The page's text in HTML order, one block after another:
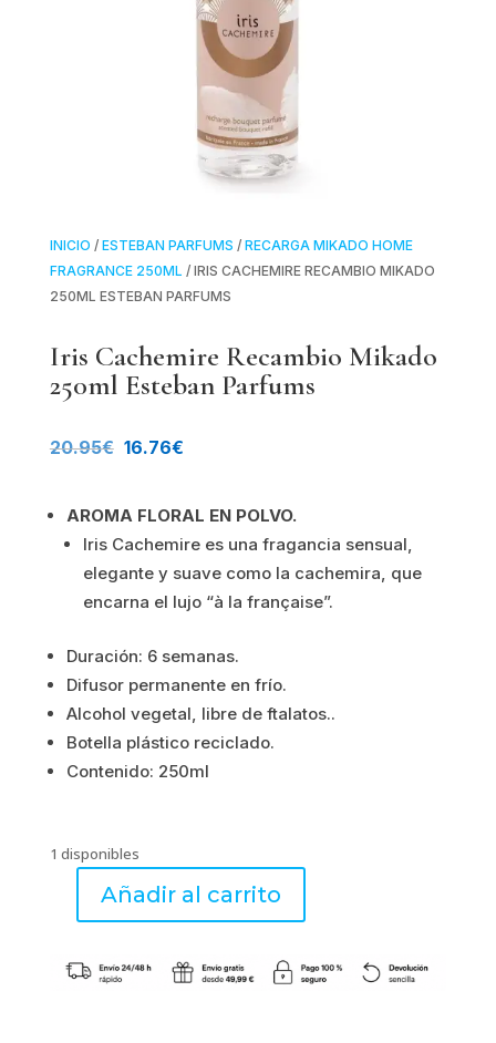
INICIO / ESTEBAN PARFUMS / RECARGA MIKADO HOME
FRAGRANCE 250ML / IRIS CACHEMIRE RECAMBIO MIKADO
250ML ESTEBAN PARFUMS
Iris Cachemire Recambio Mikado
250ml Esteban Parfums
20.95€ El
original
era:
20.95€.
16.76€El
actual
es:
16.76€.
AROMA FLORAL EN POLVO.
Iris Cachemire es una fragancia sensual,
elegante y suave como la cachemira, que
encarna el lujo “à la française”.
Duración: 6 semanas.
Difusor permanente en frío.
Alcohol vegetal, libre de ftalatos..
Botella plástico reciclado.
Contenido: 250ml
1 disponibles
Mikado
Añadir al carrito